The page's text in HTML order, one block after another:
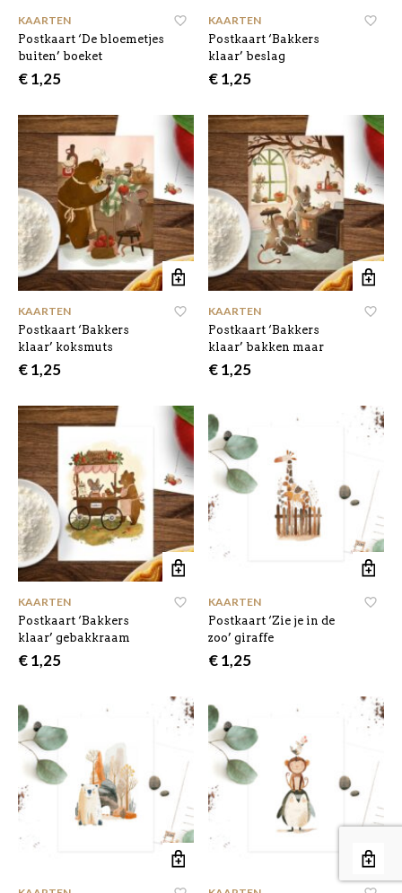
KAARTEN
Postkaart ‘De bloemetjes
buiten’ boeket
€1,25
KAARTEN
Postkaart ‘Bakkers
klaar’ beslag
€1,25
KAARTEN
Postkaart ‘Bakkers
klaar’ koksmuts
€1,25
KAARTEN
Postkaart ‘Bakkers
klaar’ bakken maar
€1,25
KAARTEN
Postkaart ‘Bakkers
klaar’ gebakkraam
€1,25
KAARTEN
Postkaart ‘Zie je in de
zoo’ giraffe
€1,25